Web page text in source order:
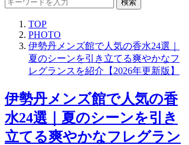
検索
TOP
PHOTO
伊勢丹メンズ館で人気の香水24選｜
夏のシーンを引き立てる爽やかなフ
レグランスを紹介【2026年更新版】
伊勢丹メンズ館で人気の香
水24選｜夏のシーンを引き
立てる爽やかなフレグラン